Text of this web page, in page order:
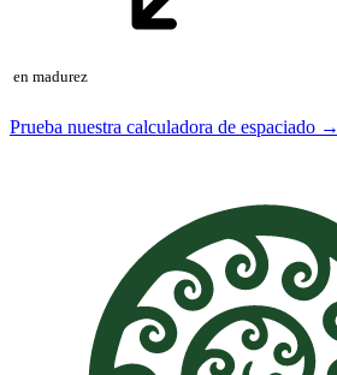
en madurez
Prueba nuestra calculadora de espaciado →